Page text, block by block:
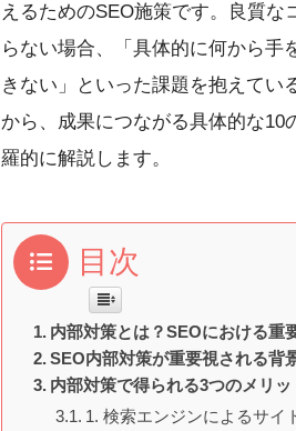
えるためのSEO施策です。良質
らない場合、「具体的に何から
きない」といった課題を抱えてい
から、成果につながる具体的な10
羅的に解説します。
目次
内部対策とは？SEOにおける重
SEO内部対策が重要視される背
内部対策で得られる3つのメリッ
1. 検索エンジンによるサイ